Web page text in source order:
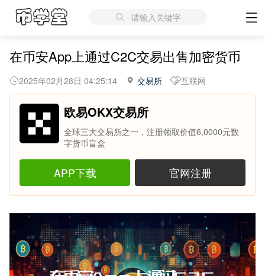
请输入关键字
在币安App上通过C2C交易出售加密货币
2025年02月28日 04:25:14 交易所 互联网
欧易OKX交易所
全球三大交易所之一，注册领取价值6,0000元数
字货币盲盒
APP下载 官网注册